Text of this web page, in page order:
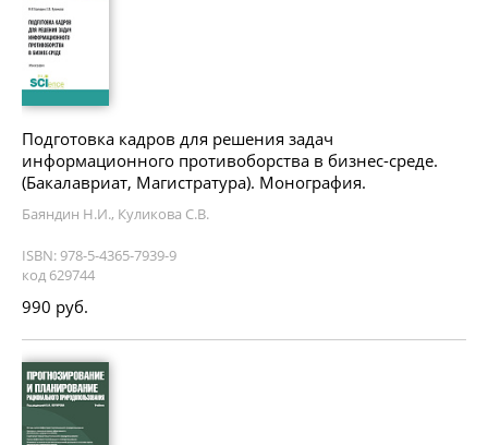
Подготовка кадров для решения задач
информационного противоборства в бизнес-среде.
(Бакалавриат, Магистратура). Монография.
Баяндин Н.И., Куликова С.В.
ISBN: 978-5-4365-7939-9
код 629744
990 руб.